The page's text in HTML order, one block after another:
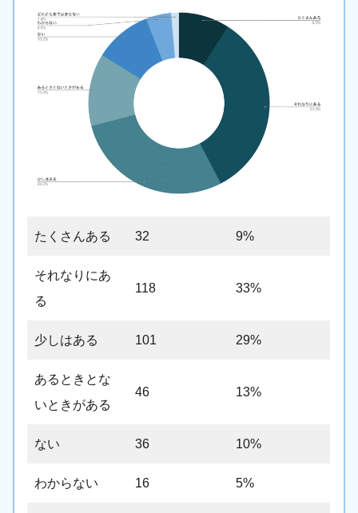
たくさんある 32 9%
それなりにあ
る
118 33%
少しはある 101 29%
あるときとな
いときがある
46 13%
ない 36 10%
わからない 16 5%